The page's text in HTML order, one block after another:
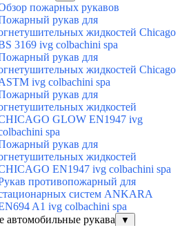
пожарных рукавов
рукав для
жидкостей Chicago
3169 ivg colbachini spa
рукав для
жидкостей Chicago
ivg colbachini spa
рукав для
жидкостей
GLOW EN1947 ivg
spa
рукав для
жидкостей
EN1947 ivg colbachini spa
противопожарный для
систем ANKARA
A1 ivg colbachini spa
автомобильные рукава
▼